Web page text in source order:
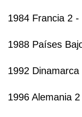
1984 Francia 2 -
1988 Países
1992
1996 Alemania